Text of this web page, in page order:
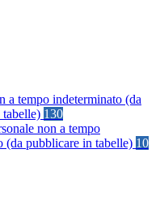
a tempo indeterminato (da
130
non a tempo
(da pubblicare in tabelle) 10